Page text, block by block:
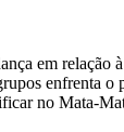
em relação
enfrenta o
no Mata-